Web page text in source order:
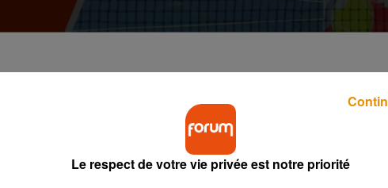
: gagnez vos places
Le respect de votre vie privée est notre priorité